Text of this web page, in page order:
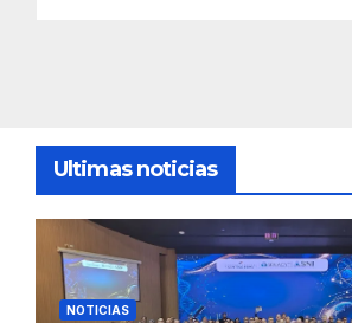
Ultimas noticias
NOTICIAS